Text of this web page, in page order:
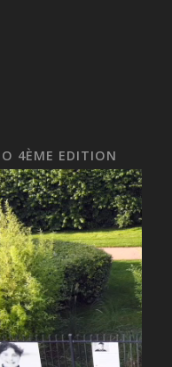
4ÈME EDITION